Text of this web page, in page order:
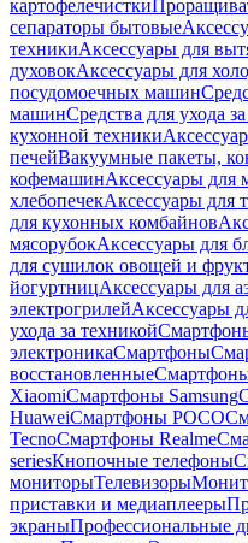
картофелечистки
сепараторы бытовые
техникиАксессуары для
духовокАксессуары для
посудомоечных машин
машинСредства для ухода
кухонной техники
печейВакуумные пакеты,
кофемашинАксессуары для
хлебопечекАксессуары для
для кухонных комбайнов
мясорубокАксессуары для
для сушилок овощей и
йогуртницАксессуары для
электрогрилейАксессуары
ухода за техникой
электроникаСмартфоны
восстановленные
XiaomiСмартфоны Samsung
HuaweiСмартфоны POCO
TecnoСмартфоны Realme
seriesКнопочные телефоны
мониторыТелевизоры
приставки и медиаплееры
экраныПрофессиональные